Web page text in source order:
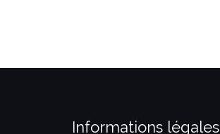
Informations légales